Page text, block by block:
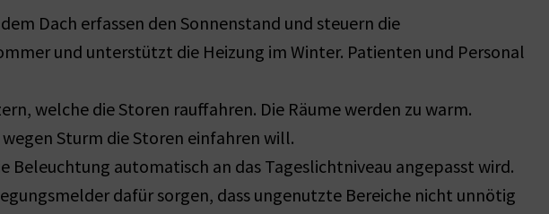
Dach erfassen den Sonnenstand und steuern die
und unterstützt die Heizung im Winter. Patienten und Personal
welche die Storen rauffahren. Die Räume werden zu warm.
Sturm die Storen einfahren will.
automatisch an das Tageslichtniveau angepasst wird.
dafür sorgen, dass ungenutzte Bereiche nicht unnötig